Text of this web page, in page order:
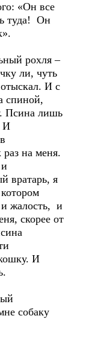
«Он все
туда! Он
рохля –
ли, чуть
И с
спиной,
Псина лишь
И
на меня.
вратарь, я
и жалость, и
скорее от
И
собаку